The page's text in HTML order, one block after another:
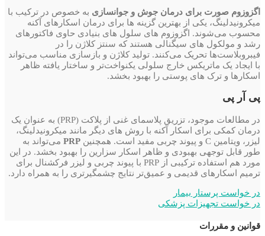
اگزوزوم صورت برای درمان جوش و جوانسازی به خصوص در ترکیب با
میکرونیدلینگ، یکی از بهترین گزینه ها برای درمان اسکارهای آکنه
محسوب می‌شوند. اگزوزوم های سلول های بنیادی حاوی فاکتورهای
رشد و مولکول های سیگنالی هستند که سنتز کلاژن را در
فیبروبلاست‌ها تحریک می‌کنند. تولید کلاژن و بازسازی مناسب می‌تواند
با ایجاد یک ماتریکس خارج سلولی یکنواخت‌تر و ساختار یافته ظاهر
اسکارها و ترک های پوستی را بهبود بخشد.
پی آر پی
در مطالعات موجود، تزریق پلاسمای غنی از پلاکت (PRP) به عنوان یک
درمان کمکی برای اسکار آکنه با روش های دیگر مانند میکرونیدلینگ،
لیزر، ویتامین C و پیوند چربی مفید است. همچنین
PRP می‌تواند به
طور قابل توجهی بهبودی و ظاهر اسکار سزارین را بهبود بخشد. در این
مورد هم استفاده ترکیبی از PRP با پیوند چربی و لیزر فرکشنال برای
ترمیم اسکارهای قدیمی و عمیق‌تر نتایج چشمگیرتری را به همراه دارد.
در خواست پرستار بیمار
در خواست تجهیزات پزشکی
قوانین و مقررات